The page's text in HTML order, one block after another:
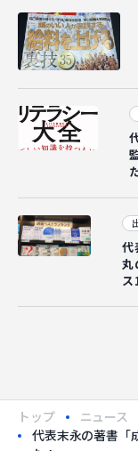
代
丸
ス
トップ ニュース
代表末永の著書「